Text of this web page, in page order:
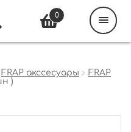
FRAP акссесуары
FRAP
)
0